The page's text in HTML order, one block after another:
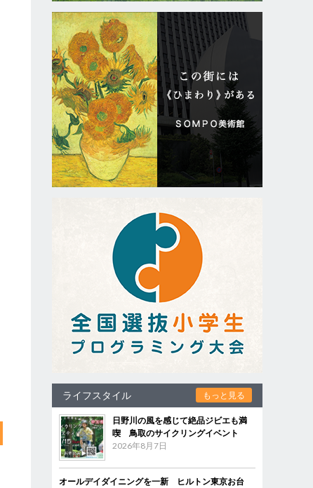
ライフスタイル もっと見る
日野川の風を感じて絶品ジビエも満
喫 鳥取のサイクリングイベント
2026年8月7日
オールデイダイニングを一新 ヒルトン東京お台